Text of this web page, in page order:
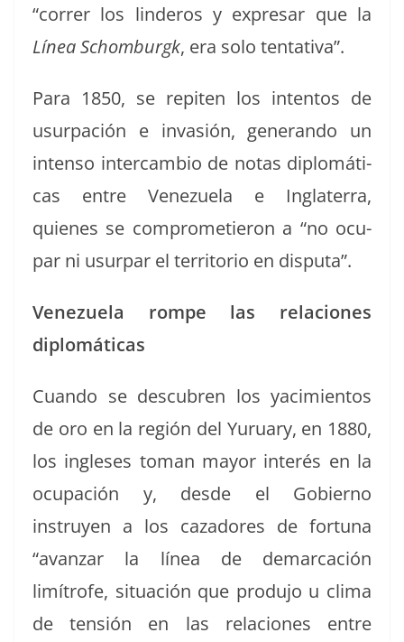
“cor­rer los lin­deros y expre­sar que la
LíneaSchom­burgk, era solo tentativa”.
Para 1850, se repiten los inten­tos de
usurpación e invasión, generan­do un
inten­so inter­cam­bio de notas diplomáti­
cas entre Venezuela e Inglater­ra,
quienes se com­pro­metieron a “no ocu­
par ni usurpar el ter­ri­to­rio en disputa”.
Venezuela rompe las rela­ciones
diplomáticas
Cuan­do se des­cubren los yacimien­tos
de oro en la región del Yuru­ary, en 1880,
los ingle­ses toman may­or interés en la
ocu­pación y, des­de el Gob­ier­no
instruyen a los cazadores de for­tu­na
“avan­zar la línea de demar­cación
limítrofe, situación que pro­du­jo u cli­ma
de ten­sión en las rela­ciones entre